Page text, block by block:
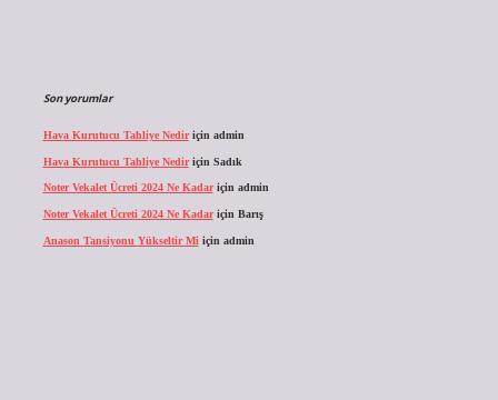
Son yorumlar
Hava Kurutucu Tahliye Nediriçin admin
Hava Kurutucu Tahliye Nediriçin Sadık
Noter Vekalet Ücreti 2024 Ne Kadariçin admin
Noter Vekalet Ücreti 2024 Ne Kadariçin Barış
Anason Tansiyonu Yükseltir Mi için admin